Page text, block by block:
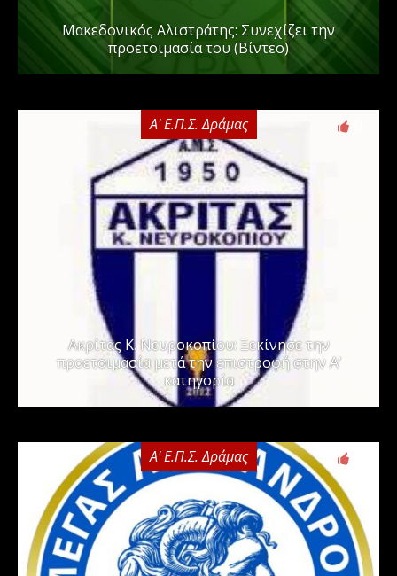
Μακεδονικός Αλιστράτης: Συνεχίζει την
προετοιμασία του (Βίντεο)
Α' Ε.Π.Σ. Δράμας
Ακρίτας Κ. Νευροκοπίου: Ξεκίνησε την
προετοιμασία μετά την επιστροφή στην Α’
κατηγορία
Α' Ε.Π.Σ. Δράμας